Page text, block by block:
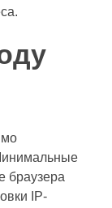
браузера
IP-